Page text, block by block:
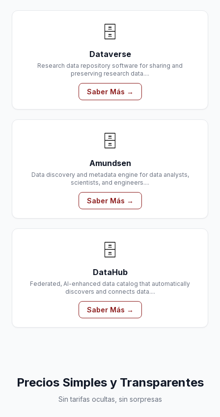
🗄️
Dataverse
Research data repository software for sharing and
preserving research data....
Saber Más →
🗄️
Amundsen
Data discovery and metadata engine for data analysts,
scientists, and engineers....
Saber Más →
🗄️
DataHub
Federated, AI-enhanced data catalog that automatically
discovers and connects data....
Saber Más →
Precios Simples y Transparentes
Sin tarifas ocultas, sin sorpresas